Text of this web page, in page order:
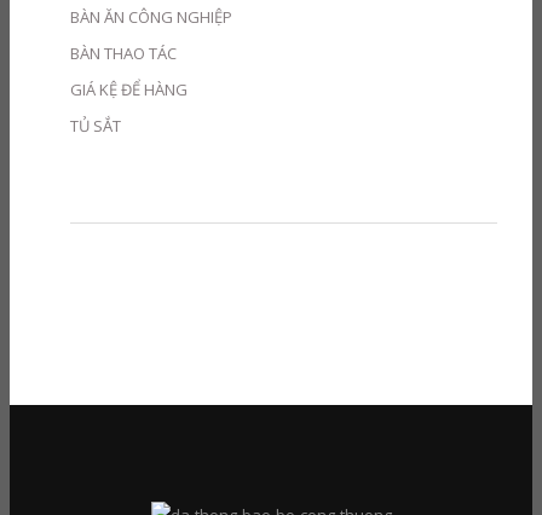
BÀN ĂN CÔNG NGHIỆP
BÀN THAO TÁC
GIÁ KỆ ĐỂ HÀNG
TỦ SẮT